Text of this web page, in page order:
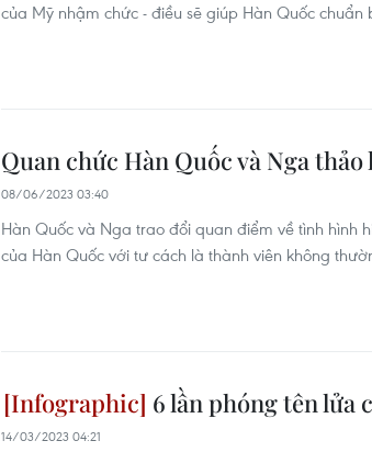
của Mỹ nhậm chức - điều sẽ giúp Hàn Quốc
Quan chức Hàn Quốc và Nga
08/06/2023 03:40
Hàn Quốc và Nga trao đổi quan điểm về tình hình
của Hàn Quốc với tư cách là thành viên không
6 lần phóng tên lửa
14/03/2023 04:21